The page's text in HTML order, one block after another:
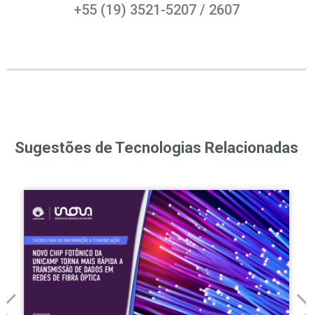
+55 (19) 3521-5207 / 2607
Sugestões de Tecnologias Relacionadas